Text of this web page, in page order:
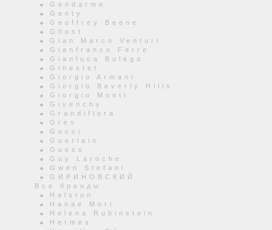
Gendarme
Genty
Geoffrey Beene
Ghost
Gian Marco Venturi
Gianfranco Ferre
Gianluca Bulega
Ginestet
Giorgio Armani
Giorgio Beverly Hills
Giorgio Monti
Givenchy
Grandiflora
Gres
Gucci
Guerlain
Guess
Guy Laroche
Gwen Stefani
GИРИНОВСКИЙ
Все бренды
Halston
Hanae Mori
Helena Rubinstein
Hermes